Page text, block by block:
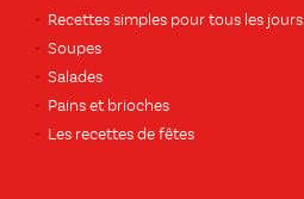
Recettes simples pour tous les jours
Soupes
Salades
Pains et brioches
Les recettes de fêtes